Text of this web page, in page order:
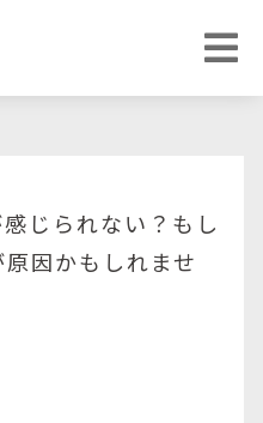
じられない？もし
因かもしれませ